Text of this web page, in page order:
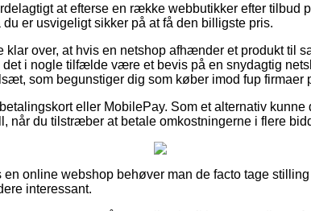
at efterse en række webbutikker efter tilbud
er usvigeligt sikker på at få den billigste pris.
over, at hvis en netshop afhænder et produkt til
det i nogle tilfælde være et bevis på en snydagtig
som begunstiger dig som køber imod fup firmaer
eller MobilePay. Som et alternativ kunne
når du tilstræber at betale omkostningerne i flere
online webshop behøver man de facto tage
interessant.